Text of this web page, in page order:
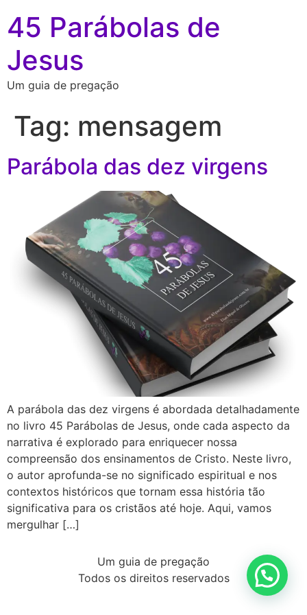
45 Parábolas de
Jesus
Um guia de pregação
Tag: mensagem
Parábola das dez virgens
A parábola das dez virgens é abordada detalhadamente
no livro 45 Parábolas de Jesus, onde cada aspecto da
narrativa é explorado para enriquecer nossa
compreensão dos ensinamentos de Cristo. Neste livro,
o autor aprofunda-se no significado espiritual e nos
contextos históricos que tornam essa história tão
significativa para os cristãos até hoje. Aqui, vamos
mergulhar […]
Um guia de pregação
Todos os direitos reservados